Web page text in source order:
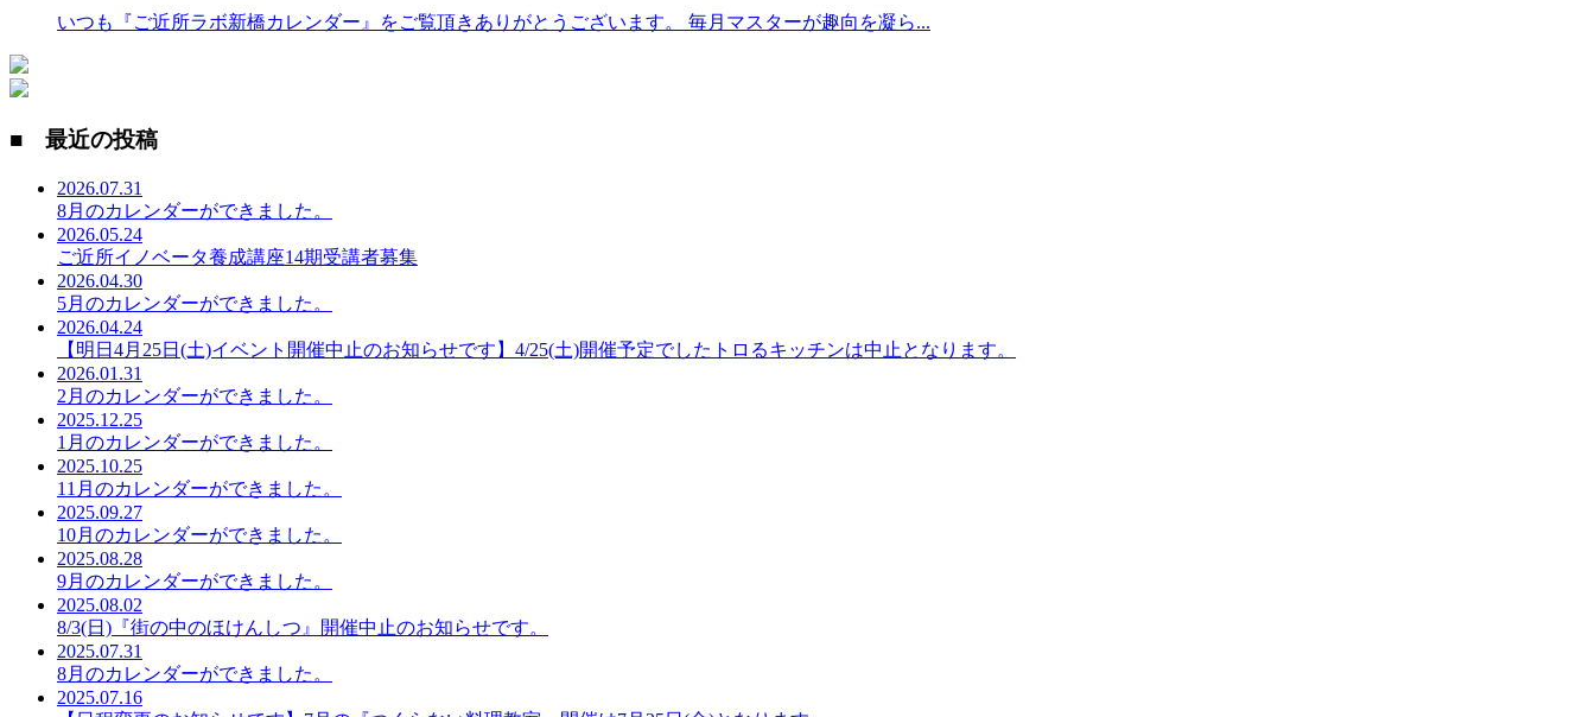
いつも『ご近所ラボ新橋カレンダー』をご覧頂きありがとうございます。 毎月マスターが趣向を凝ら...
■ 最近の投稿
2026.07.31
8月のカレンダーができました。
2026.05.24
ご近所イノベータ養成講座14期受講者募集
2026.04.30
5月のカレンダーができました。
2026.04.24
【明日4月25日(土)イベント開催中止のお知らせです】4/25(土)開催予定でしたトロるキッチンは中止となります。
2026.01.31
2月のカレンダーができました。
2025.12.25
1月のカレンダーができました。
2025.10.25
11月のカレンダーができました。
2025.09.27
10月のカレンダーができました。
2025.08.28
9月のカレンダーができました。
2025.08.02
8/3(日)『街の中のほけんしつ』開催中止のお知らせです。
2025.07.31
8月のカレンダーができました。
2025.07.16